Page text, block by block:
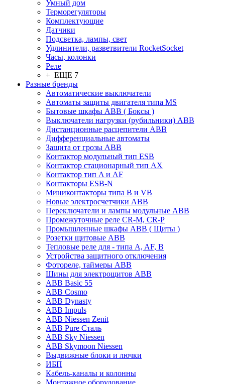
Умный дом
Терморегуляторы
Комплектующие
Датчики
Подсветка, лампы, свет
Удлинители, разветвители RocketSocket
Часы, колонки
Реле
+ ЕЩЕ 7
Разные бренды
Автоматические выключатели
Автоматы защиты двигателя типа MS
Бытовые шкафы ABB ( Боксы )
Выключатели нагрузки (рубильники) ABB
Дистанционные расцепители ABB
Дифференциальные автоматы
Защита от грозы ABB
Контактор модульный тип ESB
Контактор стационарный тип AX
Контактор тип A и AF
Контакторы ESB-N
Миниконтакторы типа B и VB
Новые электросчетчики ABB
Переключатели и лампы модульные ABB
Промежуточные реле CR-M, CR-P
Промышленные шкафы ABB ( Щиты )
Розетки щитовые ABB
Тепловые реле для - типа A, AF, B
Устройства защитного отключения
Фотореле, таймеры ABB
Шины для электрощитов АВВ
ABB Basic 55
ABB Cosmo
ABB Dynasty
ABB Impuls
ABB Niessen Zenit
ABB Pure Сталь
ABB Sky Niessen
ABB Skymoon Niessen
Выдвижные блоки и лючки
ИБП
Кабель-каналы и колонны
Монтажное оборудование